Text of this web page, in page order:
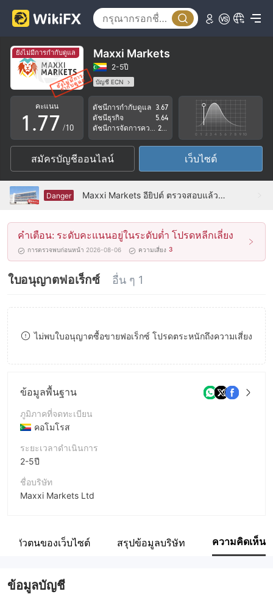
ยังไม่มีการกำกับดูแล Maxxi Markets
2-5ปี
บัญชี ECN
ใบอนุญาตในการกำกับดูแลกำลังถูกตั้งข้อสงสัย
กลุ่มธุรกิจที่ต้องสงสัย
ระวังความเสี่ยงอันตรายที่อาจจะซ่อนอยู่
คะแนน
0
1
2
3
4
5
6
7
.
3
4
5
6
7
8
9
3
4
5
6
7
8
9
/10
ดัชนีการกำกับดูแล 3.67
ดัชนีธุรกิจ
5.64
สมัครบัญชีออนไลน์ เว็บไซต์
Danger Maxxi Markets อียิปต์ ตรวจสอบแล้ว: ไม่พบการมีอยู่ทางกายภาพ
คำเตือน: ระดับคะแนนอยู่ในระดับต่ำ โปรดหลีกเลี่ยง
การตรวจพบก่อนหน้า 2026-08-06 ความเสี่ยง 3
ใบอนุญาตฟอเร็กซ์ อื่น ๆ 1
ไม่พบใบอนุญาตซื้อขายฟอเร็กซ์ โปรดตระหนักถึงความเสี่ยง
ข้อมูลพื้นฐาน
ภูมิภาคที่จดทะเบียน
คอโมโรส
ระยะเวลาดำเนินการ
2-5ปี
ชื่อบริษัท
Maxxi Markets Ltd
ะบุตัวตนของเว็บไซต์ สรุปข้อมูลบริษัท ความคิดเห็น
ข้อมูลบัญชี